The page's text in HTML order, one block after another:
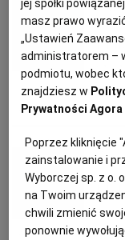
DANIA Z MAKARONEM
DANIA WEGETARIAŃSKIE
jej spółki
masz prawo
„Ustawień
administratorem –
podmiotu, wobec
znajdziesz w
Prywatności Agora
Poprzez kliknięcie
zainstalowanie i
Wyborczej sp. z o.
na Twoim
chwili zmienić
ponownie